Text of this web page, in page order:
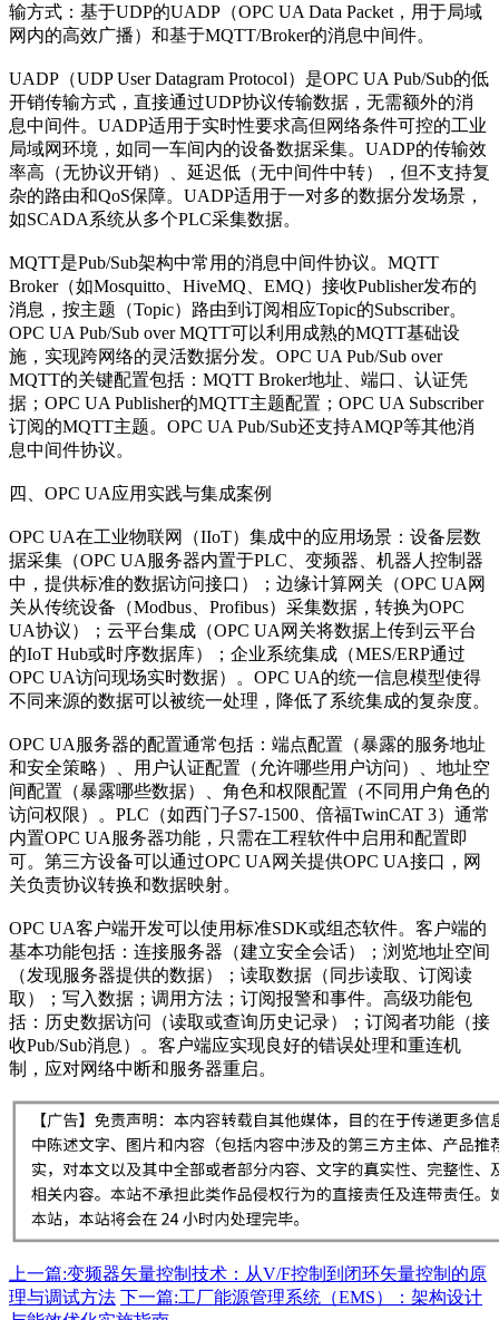
输方式：基于UDP的UADP（OPC UA Data Packet，用于局域
网内的高效广播）和基于MQTT/Broker的消息中间件。
UADP（UDP User Datagram Protocol）是OPC UA Pub/Sub的低
开销传输方式，直接通过UDP协议传输数据，无需额外的消
息中间件。UADP适用于实时性要求高但网络条件可控的工业
局域网环境，如同一车间内的设备数据采集。UADP的传输效
率高（无协议开销）、延迟低（无中间件中转），但不支持复
杂的路由和QoS保障。UADP适用于一对多的数据分发场景，
如SCADA系统从多个PLC采集数据。
MQTT是Pub/Sub架构中常用的消息中间件协议。MQTT
Broker（如Mosquitto、HiveMQ、EMQ）接收Publisher发布的
消息，按主题（Topic）路由到订阅相应Topic的Subscriber。
OPC UA Pub/Sub over MQTT可以利用成熟的MQTT基础设
施，实现跨网络的灵活数据分发。OPC UA Pub/Sub over
MQTT的关键配置包括：MQTT Broker地址、端口、认证凭
据；OPC UA Publisher的MQTT主题配置；OPC UA Subscriber
订阅的MQTT主题。OPC UA Pub/Sub还支持AMQP等其他消
息中间件协议。
四、OPC UA应用实践与集成案例
OPC UA在工业物联网（IIoT）集成中的应用场景：设备层数
据采集（OPC UA服务器内置于PLC、变频器、机器人控制器
中，提供标准的数据访问接口）；边缘计算网关（OPC UA网
关从传统设备（Modbus、Profibus）采集数据，转换为OPC
UA协议）；云平台集成（OPC UA网关将数据上传到云平台
的IoT Hub或时序数据库）；企业系统集成（MES/ERP通过
OPC UA访问现场实时数据）。OPC UA的统一信息模型使得
不同来源的数据可以被统一处理，降低了系统集成的复杂度。
OPC UA服务器的配置通常包括：端点配置（暴露的服务地址
和安全策略）、用户认证配置（允许哪些用户访问）、地址空
间配置（暴露哪些数据）、角色和权限配置（不同用户角色的
访问权限）。PLC（如西门子S7-1500、倍福TwinCAT 3）通常
内置OPC UA服务器功能，只需在工程软件中启用和配置即
可。第三方设备可以通过OPC UA网关提供OPC UA接口，网
关负责协议转换和数据映射。
OPC UA客户端开发可以使用标准SDK或组态软件。客户端的
基本功能包括：连接服务器（建立安全会话）；浏览地址空间
（发现服务器提供的数据）；读取数据（同步读取、订阅读
取）；写入数据；调用方法；订阅报警和事件。高级功能包
括：历史数据访问（读取或查询历史记录）；订阅者功能（接
收Pub/Sub消息）。客户端应实现良好的错误处理和重连机
制，应对网络中断和服务器重启。
上一篇:变频器矢量控制技术：从V/F控制到闭环矢量控制的原
理与调试方法 下一篇:工厂能源管理系统（EMS）：架构设计